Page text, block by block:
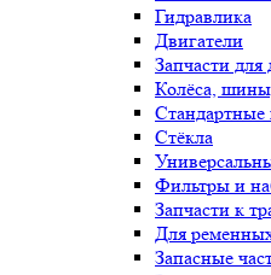
Гидравлика
Двигатели
Запчасти для
Колёса,
Стандартные
Стёкла
Фильтры и
Запчасти к
Для
Запасные